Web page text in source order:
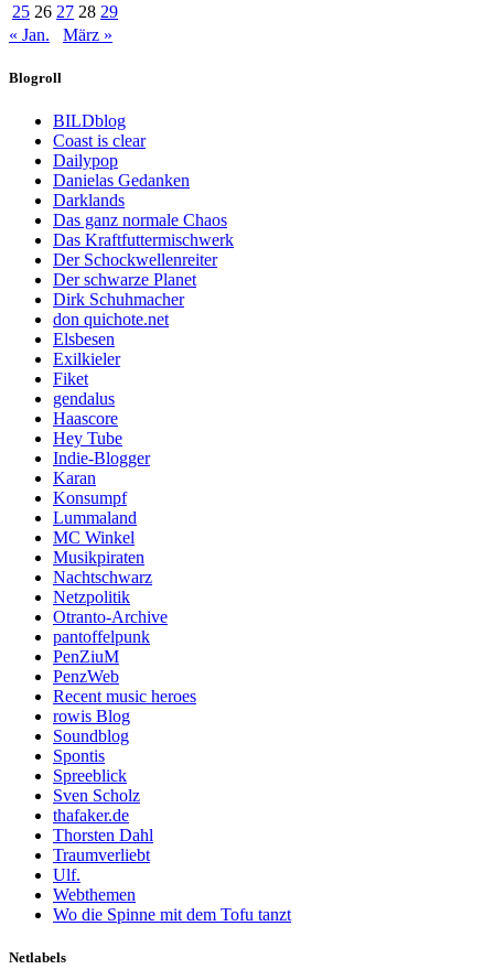
25 26 27 28 29
« Jan.
März »
Blogroll
BILDblog
Coast is clear
Dailypop
Danielas Gedanken
Darklands
Das ganz normale Chaos
Das Kraftfuttermischwerk
Der Schockwellenreiter
Der schwarze Planet
Dirk Schuhmacher
don quichote.net
Elsbesen
Exilkieler
Fiket
gendalus
Haascore
Hey Tube
Indie-Blogger
Karan
Konsumpf
Lummaland
MC Winkel
Musikpiraten
Nachtschwarz
Netzpolitik
Otranto-Archive
pantoffelpunk
PenZiuM
PenzWeb
Recent music heroes
rowis Blog
Soundblog
Spontis
Spreeblick
Sven Scholz
thafaker.de
Thorsten Dahl
Traumverliebt
Ulf.
Webthemen
Wo die Spinne mit dem Tofu tanzt
Netlabels